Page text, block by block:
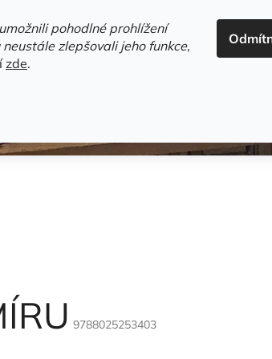
pohodlné prohlížení
zlepšovali jeho funkce,
zde.
HLEDAT
9788025253403